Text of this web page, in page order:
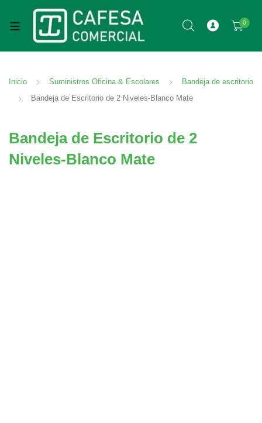
0
Inicio Suministros Oficina & Escolares
Bandeja de escritorio
Bandeja de Escritorio de 2 Niveles-Blanco Mate
Bandeja de Escritorio de 2
Niveles-Blanco Mate